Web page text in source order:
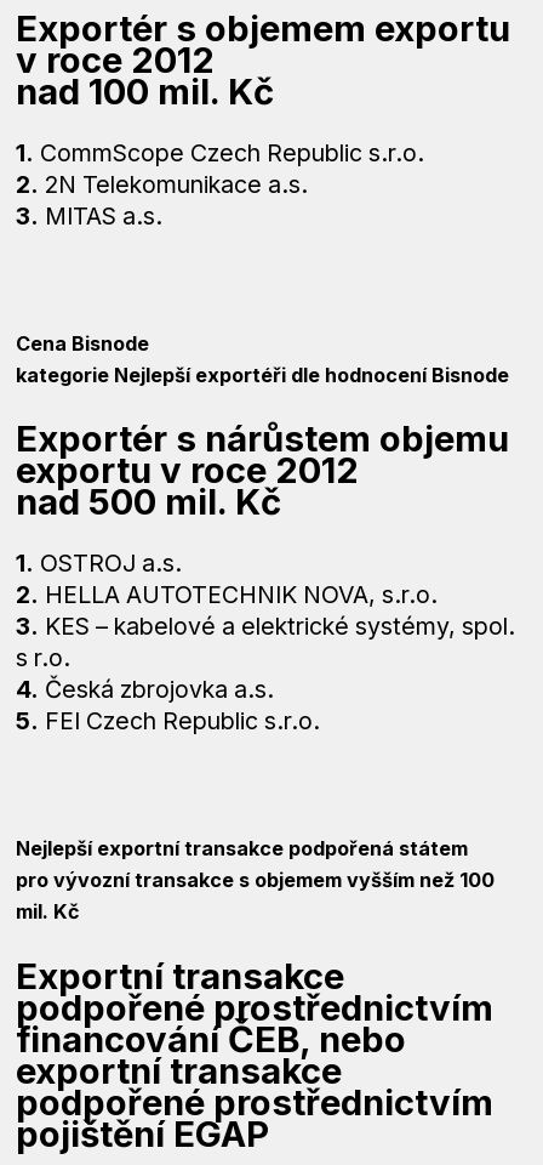
Exportér s objemem exportu
v roce 2012
nad 100 mil. Kč
1. CommScope Czech Republic s.r.o.
2. 2N Telekomunikace a.s.
3. MITAS a.s.
Cena Bisnode
kategorie Nejlepší exportéři dle hodnocení Bisnode
Exportér s nárůstem objemu
exportu v roce 2012
nad 500 mil. Kč
1. OSTROJ a.s.
2. HELLA AUTOTECHNIK NOVA, s.r.o.
3. KES – kabelové a elektrické systémy, spol.
s r.o.
4. Česká zbrojovka a.s.
5. FEI Czech Republic s.r.o.
Nejlepší exportní transakce podpořená státem
pro vývozní transakce s objemem vyšším než 100
mil. Kč
Exportní transakce
podpořené prostřednictvím
financování ČEB, nebo
exportní transakce
podpořené prostřednictvím
pojištění EGAP